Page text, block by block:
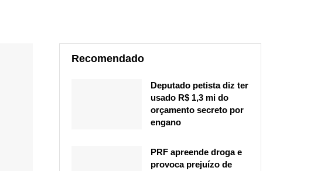
Recomendado
Deputado petista diz ter
usado R$ 1,3 mi do
orçamento secreto por
engano
PRF apreende droga e
provoca prejuízo de